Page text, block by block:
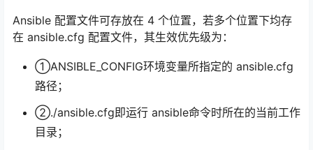
Ansible 配置文件可存放在 4 个位置，若多个位置下均存
在 ansible.cfg 配置文件，其生效优先级为：
①ANSIBLE_CONFIG环境变量所指定的 ansible.cfg
路径；
②./ansible.cfg即运行 ansible命令时所在的当前工作
目录；